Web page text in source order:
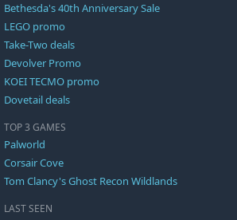
Bethesda's 40th Anniversary Sale
LEGO promo
Take-Two deals
Devolver Promo
KOEI TECMO promo
Dovetail deals
TOP 3 GAMES
Palworld
Corsair Cove
Tom Clancy's Ghost Recon Wildlands
LAST SEEN